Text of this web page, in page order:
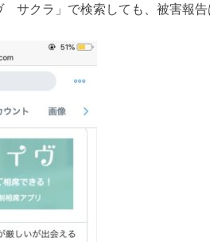
クラ」で検索しても、被害報告